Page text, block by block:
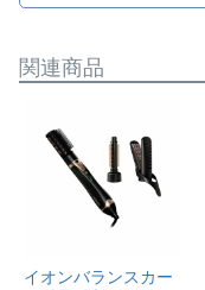
関連商品
イオンバランスカー